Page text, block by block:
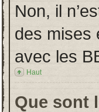
Non, il
des mises
avec les
Haut
Que sont